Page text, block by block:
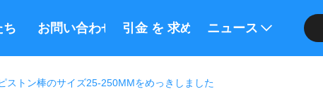
ち に つい て
お問い合わせ 引金 を 求め て ください
ニュース
トン棒のサイズ25-250MMをめっきしました